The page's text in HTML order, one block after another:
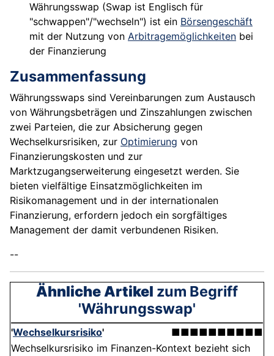
Währungsswap (Swap ist Englisch für
"schwappen"/"wechseln") ist ein Börsengeschäft
mit der Nutzung von Arbitragemöglichkeiten bei
der Finanzierung
Zusammenfassung
Währungsswaps sind Vereinbarungen zum Austausch
von Währungsbeträgen und Zinszahlungen zwischen
zwei Parteien, die zur Absicherung gegen
Wechselkursrisiken, zur Optimierung von
Finanzierungskosten und zur
Marktzugangserweiterung eingesetzt werden. Sie
bieten vielfältige Einsatzmöglichkeiten im
Risikomanagement und in der internationalen
Finanzierung, erfordern jedoch ein sorgfältiges
Management der damit verbundenen Risiken.
--
Ähnliche Artikel zum Begriff
'Währungsswap'
'Wechselkursrisiko'
■■■■■■■■■■
Wechselkursrisiko im Finanzen-Kontext bezieht sich